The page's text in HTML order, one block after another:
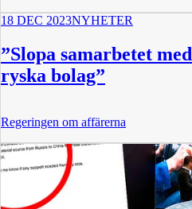
18 DEC 2023NYHETER
”Slopa samarbetet med
ryska bolag”
Regeringen om affärerna